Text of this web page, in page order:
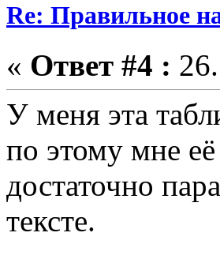
Re: Правильное
« Ответ #4 :
У меня эта
по этому мне
достаточно
тексте.